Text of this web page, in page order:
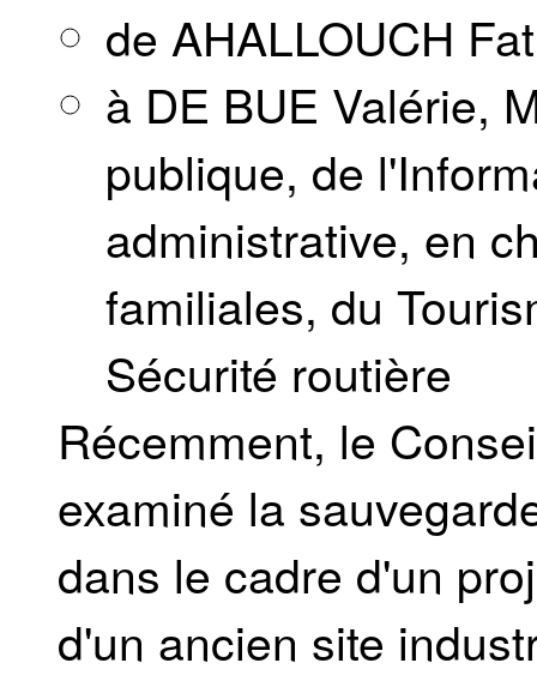
de AHALLOUCH
à DE BUE Valérie,
publique, de
administrative, en
familiales, du
Sécurité routière
Récemment, le
examiné la
dans le cadre d'un
d'un ancien site